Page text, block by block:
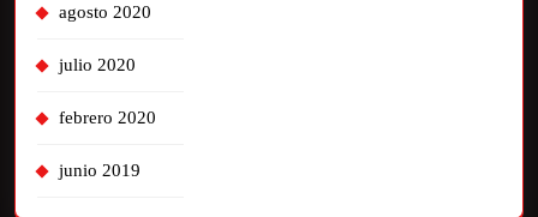
agosto 2020
julio 2020
febrero 2020
junio 2019